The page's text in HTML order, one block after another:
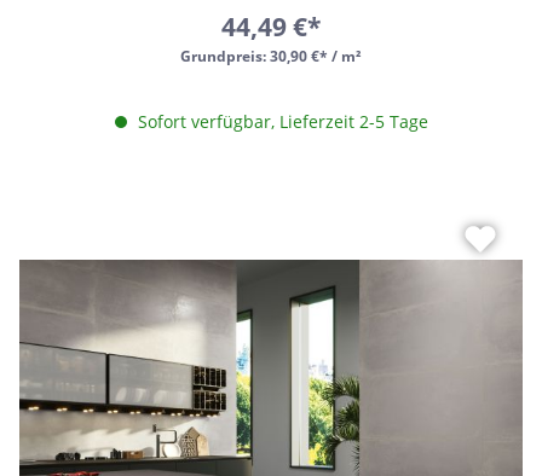
Grundpreis:30,90 €* / m²
44,49 €*
Sofort verfügbar, Lieferzeit 2-5 Tage